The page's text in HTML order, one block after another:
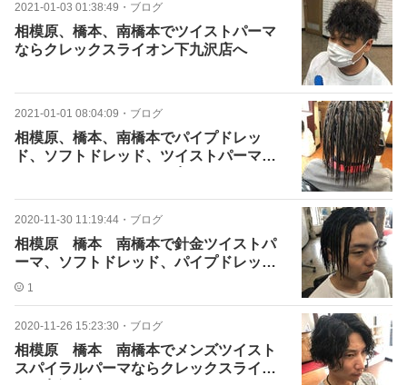
2021-01-03 01:38:49 ・ ブログ
相模原、橋本、南橋本でツイストパーマ
ならクレックスライオン下九沢店へ
2021-01-01 08:04:09 ・ ブログ
相模原、橋本、南橋本でパイプドレッ
ド、ソフトドレッド、ツイストパーマな
2020-11-30 11:19:44 ・ ブログ
相模原 橋本 南橋本で針金ツイストパ
ーマ、ソフトドレッド、パイプドレッド
ならクレックスライオン下
1
2020-11-26 15:23:30 ・ ブログ
相模原 橋本 南橋本でメンズツイスト
スパイラルパーマならクレックスライオ